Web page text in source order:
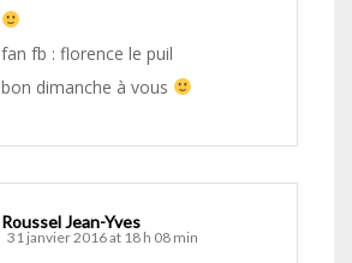
fan fb : florence le puil
bon dimanche à vous
Roussel Jean-Yves
31 janvier 2016 at 18 h 08 min